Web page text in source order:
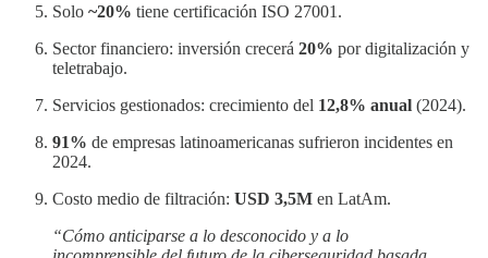
Solo ~20% tiene certificación ISO 27001.
Sector financiero: inversión crecerá 20% por digitalización y
teletrabajo.
Servicios gestionados: crecimiento del 12,8% anual (2024).
91% de empresas latinoamericanas sufrieron incidentes en
2024.
Costo medio de filtración: USD 3,5M en LatAm.
“Cómo anticiparse a lo desconocido y a lo